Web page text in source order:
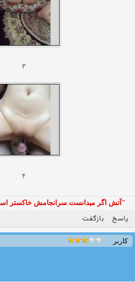
۳
۴
"آتش اگر ميدانست سرانجامش خاكستر است
پاسخ بازگفت
کاربر